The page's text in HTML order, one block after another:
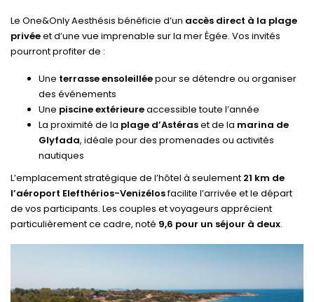
Le One&Only Aesthésis bénéficie d’un accès direct à la plage
privéeet d’une vue imprenable sur la mer Égée. Vos invités
pourront profiter de :
Une terrasse ensoleilléepour se détendre ou organiser
des événements
Une piscine extérieureaccessible toute l’année
La proximité de la plage d’Astéraset de la marina de
Glyfada, idéale pour des promenades ou activités
nautiques
L’emplacement stratégique de l’hôtel à seulement 21 km de
l’aéroport Elefthérios-Venizélosfacilite l’arrivée et le départ
de vos participants. Les couples et voyageurs apprécient
particulièrement ce cadre, noté 9,6 pour un séjour à deux.